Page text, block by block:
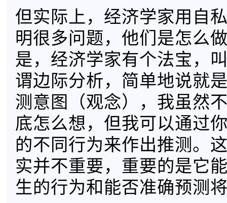
但实际上，经济学家用自
明很多问题，他们是怎么
是，经济学家有个法宝，
谓边际分析，简单地说就
测意图（观念），我虽然
底怎么想，但我可以通过
的不同行为来作出推测。
实并不重要，重要的是它
生的行为和能否准确预测